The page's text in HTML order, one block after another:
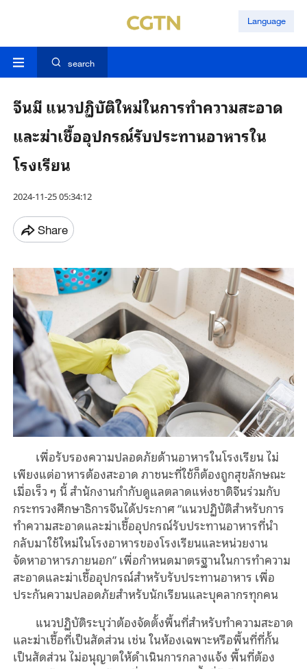
Language
search
จีนมี แนวปฏิบัติใหม่ในการทำความสะอาด
และฆ่าเชื้ออุปกรณ์รับประทานอาหารใน
โรงเรียน
2024-11-25 05:34:12
Share
เพื่อรับรองความปลอดภัยด้านอาหารในโรงเรียน ไม่
เพียงแต่อาหารต้องสะอาด ภาชนะที่ใช้ก็ต้องถูกสุขลักษณะ
เมื่อเร็ว ๆ นี้ สำนักงานกำกับดูแลตลาดแห่งชาติจีนร่วมกับ
กระทรวงศึกษาธิการจีนได้ประกาศ “แนวปฏิบัติสำหรับการ
ทำความสะอาดและฆ่าเชื้ออุปกรณ์รับประทานอาหารที่นำ
กลับมาใช้ใหม่ในโรงอาหารของโรงเรียนและหน่วยงาน
จัดหาอาหารภายนอก” เพื่อกำหนดมาตรฐานในการทำความ
สะอาดและฆ่าเชื้ออุปกรณ์สำหรับรับประทานอาหาร เพื่อ
ประกันความปลอดภัยสำหรับนักเรียนและบุคลากรทุกคน
แนวปฏิบัติระบุว่าต้องจัดตั้งพื้นที่สำหรับทำความสะอาด
และฆ่าเชื้อที่เป็นสัดส่วน เช่น ในห้องเฉพาะหรือพื้นที่ที่กั้น
เป็นสัดส่วน ไม่อนุญาตให้ดำเนินการกลางแจ้ง พื้นที่ต้อง